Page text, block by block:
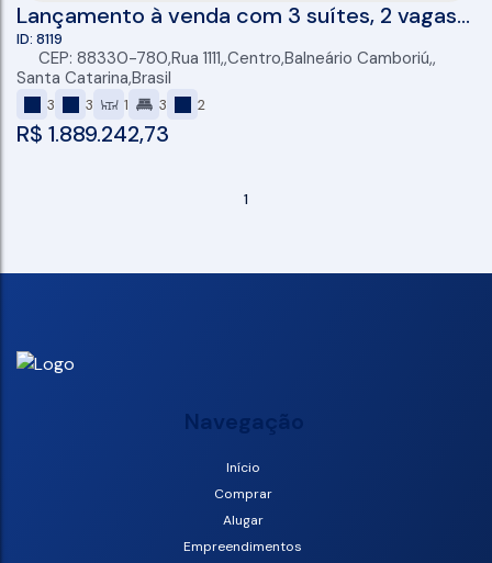
Lançamento à venda com 3 suítes, 2 vagas
de garagem, 102m² no centro em Balneário
Camboriú
R$ 1.889.242,73
8119
CEP: 88330-780,Rua 1111 ,Centro,Balneário Camboriú ,
Santa Catarina,Brasil
3 3 1 3 2
1
Navegação
Início
Comprar
Alugar
Empreendimentos